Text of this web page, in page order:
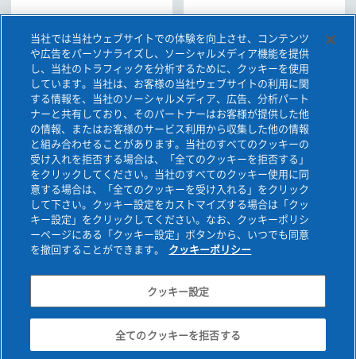
一覧を見る
お問い合わせ
データ保護について
ご利用条件
旭化成グループトップ
Copyright © ASAHI KASEI CONSTRUCTION MATERIALS
CORPORATION. All rights reserved.
当社では当社ウェブサイトでの体験を向上させ、コンテンツ
や広告をパーソナライズし、ソーシャルメディア機能を提供
し、当社のトラフィックを分析するために、クッキーを使用
しています。当社は、お客様の当社ウェブサイトの利用に関
する情報を、当社のソーシャルメディア、広告、分析パート
ナーと共有しており、そのパートナーはお客様が提供した他
の情報、またはお客様のサービス利用から収集した他の情報
と組み合わせることがあります。当社のすべてのクッキーの
受け入れを拒否する場合は、「全てのクッキーを拒否する」
をクリックしてください。当社のすべてのクッキー使用に同
意する場合は、「全てのクッキーを受け入れる」をクリック
して下さい。クッキー設定をカストマイズする場合は「クッ
キー設定」をクリックしてください。なお、クッキーポリシ
ーページにある「クッキー設定」ボタンから、いつでも同意
を撤回することができます。
クッキーポリシー
クッキー設定
全てのクッキーを拒否する